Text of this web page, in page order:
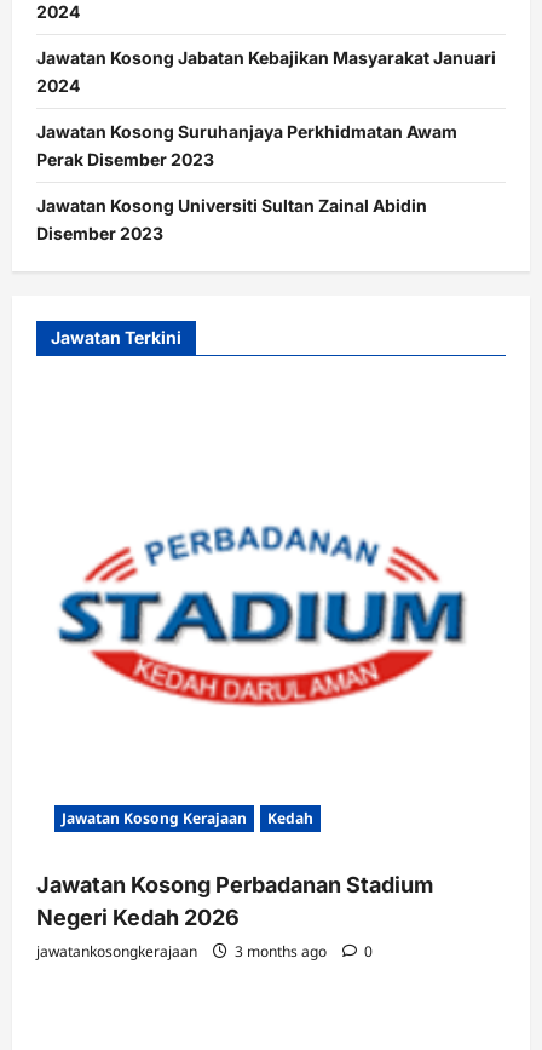
2024
Jawatan Kosong Jabatan Kebajikan Masyarakat Januari
2024
Jawatan Kosong Suruhanjaya Perkhidmatan Awam
Perak Disember 2023
Jawatan Kosong Universiti Sultan Zainal Abidin
Disember 2023
Jawatan Terkini
Jawatan Kosong Kerajaan Kedah
Jawatan Kosong Perbadanan Stadium
Negeri Kedah 2026
jawatankosongkerajaan 3 months ago 0